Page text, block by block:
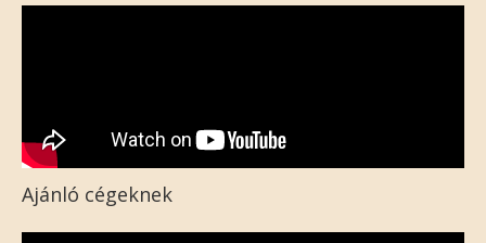
Ajánló cégeknek